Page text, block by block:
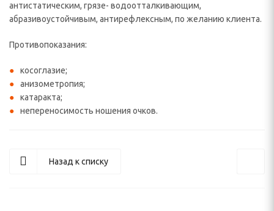
антистатическим, грязе- водоотталкивающим,
абразивоустойчивым, антирефлексным, по желанию клиента.
Противопоказания:
косоглазие;
анизометропия;
катаракта;
непереносимость ношения очков.
Назад к списку